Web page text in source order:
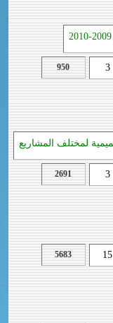
3
950
لمختلف المشاريع
3
2691
15
5683